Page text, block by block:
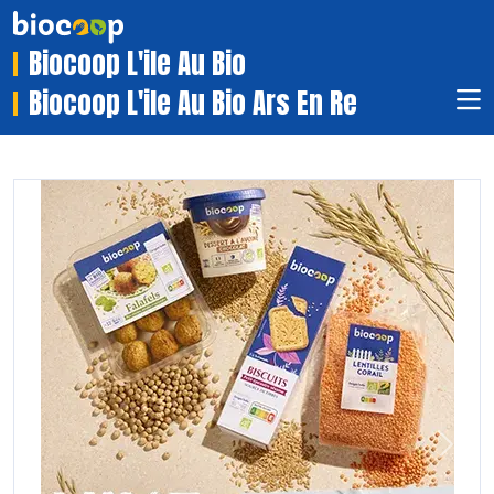
Biocoop L'ile Au Bio
Biocoop L'ile Au Bio Ars En Re
Previous Next